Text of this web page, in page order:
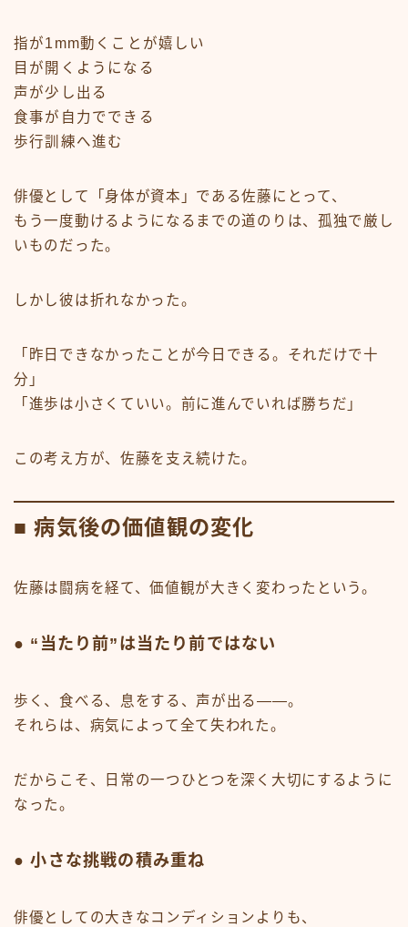
指が1mm動くことが嬉しい
目が開くようになる
声が少し出る
食事が自力でできる
歩行訓練へ進む
俳優として「身体が資本」である佐藤にとって、
もう一度動けるようになるまでの道のりは、孤独で厳し
いものだった。
しかし彼は折れなかった。
「昨日できなかったことが今日できる。それだけで十
分」
「進歩は小さくていい。前に進んでいれば勝ちだ」
この考え方が、佐藤を支え続けた。
■ 病気後の価値観の変化
佐藤は闘病を経て、価値観が大きく変わったという。
● “当たり前”は当たり前ではない
歩く、食べる、息をする、声が出る――。
それらは、病気によって全て失われた。
だからこそ、日常の一つひとつを深く大切にするように
なった。
● 小さな挑戦の積み重ね
俳優としての大きなコンディションよりも、